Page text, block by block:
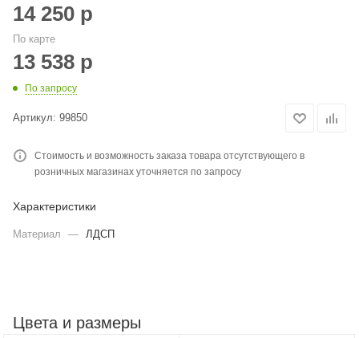
14 250 р
По карте
13 538 р
По запросу
Артикул: 99850
Стоимость и возможность заказа товара отсутствующего в
розничных магазинах уточняется по запросу
Характеристики
Материал — ЛДСП
Цвета и размеры